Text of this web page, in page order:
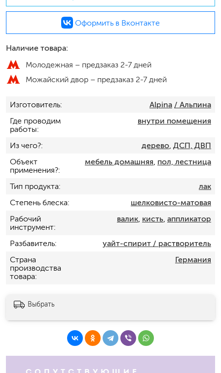
Оформить в Вконтакте
Наличие товара:
Молодежная – предзаказ 2-7 дней
Можайский двор – предзаказ 2-7 дней
Изготовитель Alpina / Альпина
Где проводим
работы
внутри помещения
Из чего? дерево, ДСП, ДВП
Объект
применения?
мебель домашняя пол, лестница
Тип продукта
лак
Степень блеска
шелковисто-матовая
Рабочий
инструмент
валик, кисть, аппликатор
Разбавитель
уайт-спирит / растворитель
Страна
производства
товара
Германия
Выбрать